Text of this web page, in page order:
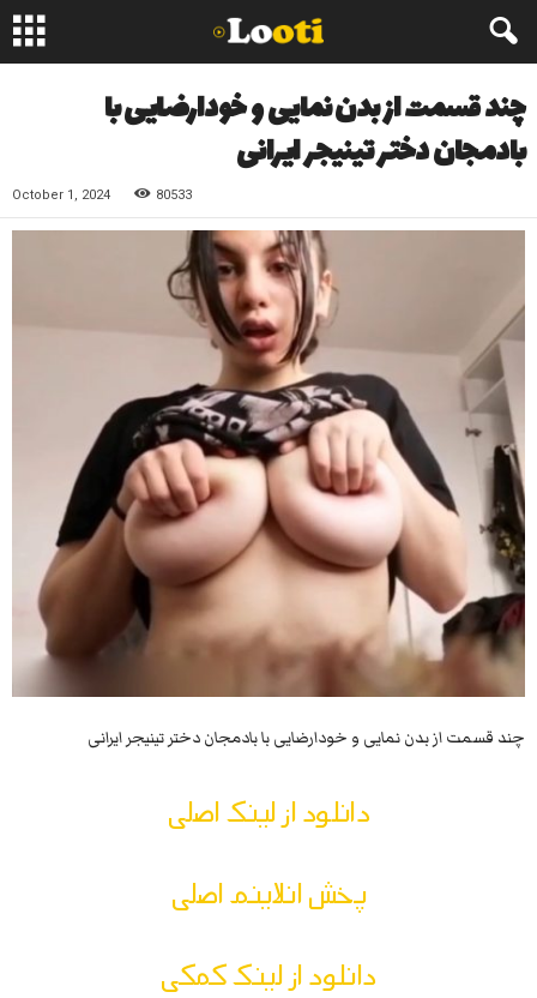
چند قسمت از بدن نمایی و خودارضایی با
بادمجان دختر تینیجر ایرانی
October 1, 2024 80533
چند قسمت از بدن نمایی و خودارضایی با بادمجان دختر تینیجر ایرانی
دانلود از لینک اصلی
پخش انلاینم اصلی
دانلود از لینک کمکی